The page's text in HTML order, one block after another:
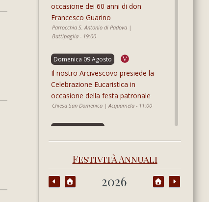
occasione dei 60 anni di don
Francesco Guarino
Parrocchia S. Antonio di Padova |
Battipaglia - 19:00
Domenica 09 Agosto
Il nostro Arcivescovo presiede la
Celebrazione Eucaristica in
occasione della festa patronale
Chiesa San Domenico | Acquamela - 11:00
Lunedi 10 Agosto
Campo vocazionale estivo
| Pontecagnano Faiano
Lunedi 10 Agosto
Festività Annuali
2026